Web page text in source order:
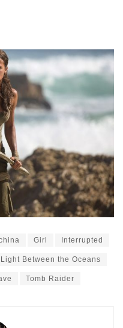
Girl Interrupted
Between the Oceans
Tomb Raider